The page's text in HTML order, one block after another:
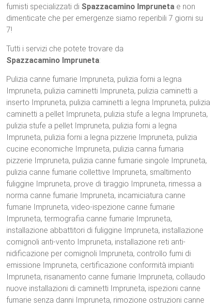
fumisti specializzati di Spazzacamino Impruneta e non
dimenticate che per emergenze siamo reperibili 7 giorni su
7!
Tutti i servizi che potete trovare da
Spazzacamino Impruneta:
Pulizia canne fumarie Impruneta, pulizia forni a legna
Impruneta, pulizia caminetti Impruneta, pulizia caminetti a
inserto Impruneta, pulizia caminetti a legna Impruneta, pulizia
caminetti a pellet Impruneta, pulizia stufe a legna Impruneta,
pulizia stufe a pellet Impruneta, pulizia forni a legna
Impruneta, pulizia forni a legna pizzerie Impruneta, pulizia
cucine economiche Impruneta, pulizia canna fumaria
pizzerie Impruneta, pulizia canne fumarie singole Impruneta,
pulizia canne fumarie collettive Impruneta, smaltimento
fuliggine Impruneta, prove di tiraggio Impruneta, rimessa a
norma canne fumarie Impruneta, incamiciatura canne
fumarie Impruneta, video-ispezione canne fumarie
Impruneta, termografia canne fumarie Impruneta,
installazione abbattitori di fuliggine Impruneta, installazione
comignoli anti-vento Impruneta, installazione reti anti-
nidificazione per comignoli Impruneta, controllo fumi di
emissione Impruneta, certificazione conformità impianti
Impruneta, risanamento canne fumarie Impruneta, collaudo
nuove installazioni di caminetti Impruneta, ispezioni canne
fumarie senza danni Impruneta, rimozione ostruzioni canne